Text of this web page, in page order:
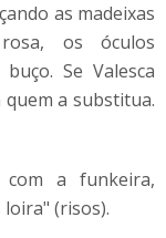
as madeixas
os óculos
Se Valesca
a substitua.
com a funkeira,
loira" (risos).